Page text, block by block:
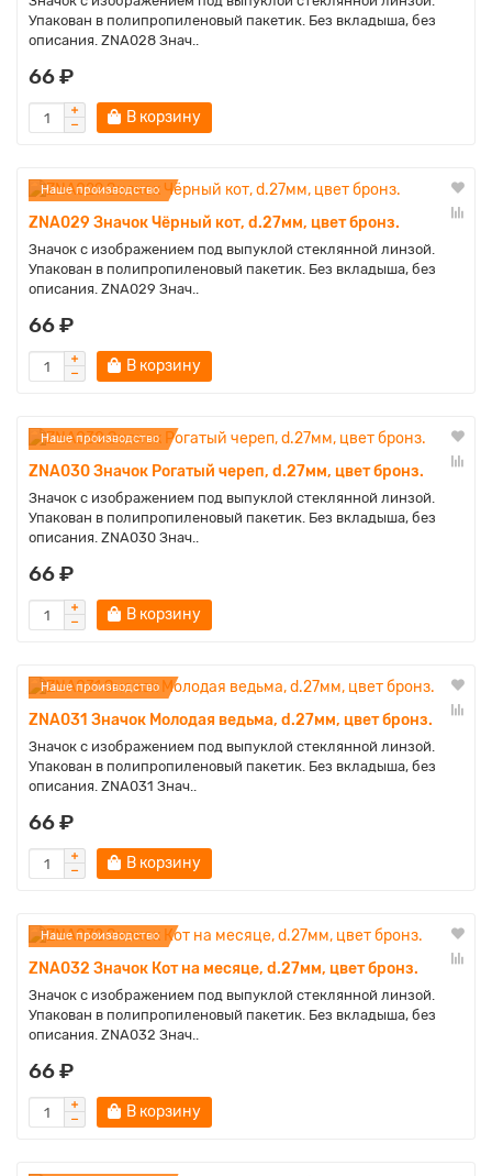
Упакован в полипропиленовый пакетик. Без вкладыша, без
описания. ZNA028 Знач..
66 ₽
В корзину
Наше производство
ZNA029 Значок Чёрный кот, d.27мм, цвет бронз.
Значок с изображением под выпуклой стеклянной линзой.
Упакован в полипропиленовый пакетик. Без вкладыша, без
описания. ZNA029 Знач..
66 ₽
В корзину
Наше производство
ZNA030 Значок Рогатый череп, d.27мм, цвет бронз.
Значок с изображением под выпуклой стеклянной линзой.
Упакован в полипропиленовый пакетик. Без вкладыша, без
описания. ZNA030 Знач..
66 ₽
В корзину
Наше производство
ZNA031 Значок Молодая ведьма, d.27мм, цвет бронз.
Значок с изображением под выпуклой стеклянной линзой.
Упакован в полипропиленовый пакетик. Без вкладыша, без
описания. ZNA031 Знач..
66 ₽
В корзину
Наше производство
ZNA032 Значок Кот на месяце, d.27мм, цвет бронз.
Значок с изображением под выпуклой стеклянной линзой.
Упакован в полипропиленовый пакетик. Без вкладыша, без
описания. ZNA032 Знач..
66 ₽
В корзину